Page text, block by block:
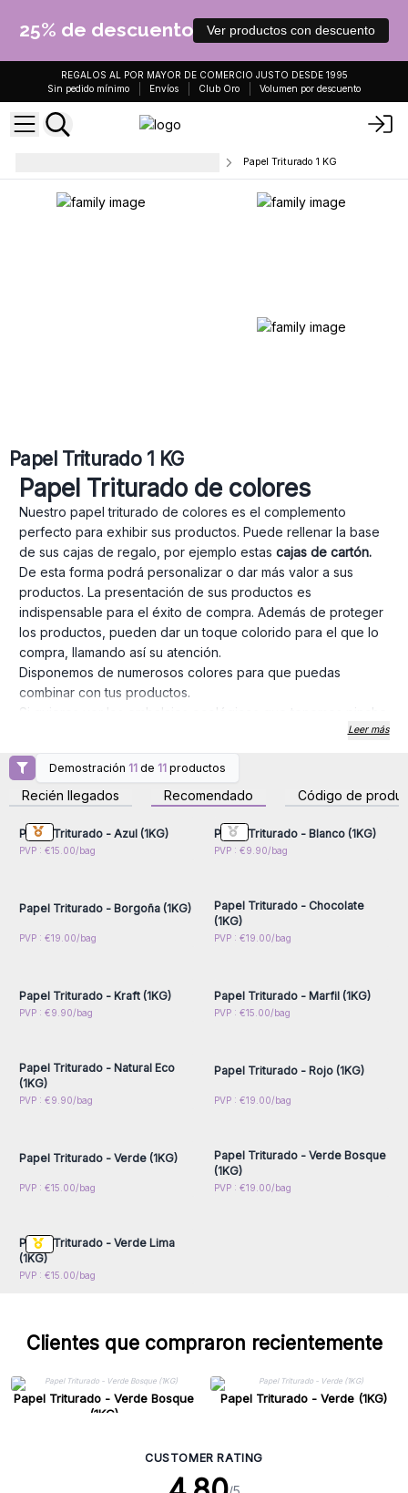
25% de descuento Ver productos con descuento
REGALOS AL POR MAYOR DE COMERCIO JUSTO DESDE 1995
Sin pedido mínimo
Envíos Club Oro Volumen por descuento
Papel Triturado 1 KG
Papel Triturado 1 KG
Papel Triturado de colores
Nuestro papel triturado de colores es el complemento
perfecto para exhibir sus productos. Puede rellenar la base
de sus cajas de regalo, por ejemplo estas cajas de cartón.
De esta forma podrá personalizar o dar más valor a sus
productos. La presentación de sus productos es
indispensable para el éxito de compra. Además de proteger
los productos, pueden dar un toque colorido para el que lo
compra, llamando así su atención.
Disponemos de numerosos colores para que puedas
combinar con tus productos.
Si quieres ver los embalajes ecológicos que tenemos pinche
Leer más
Demostración 11 de 11 productos
Recién llegados Recomendado Código de
Inicie sesión o regístrese
para obtener precios al
por mayor
Papel Triturado - Azul (1KG)
PVP : €15.00/bag
para obtener precios al
por mayor
Papel Triturado - Blanco (1KG)
PVP : €9.90/bag
Inicie sesión o regístrese
Papel Triturado - Borgoña (1KG)
PVP : €19.00/bag
Inicie sesión o regístrese
Papel Triturado - Chocolate
(1KG)
PVP : €19.00/bag
Inicie sesión o regístrese
Papel Triturado - Kraft (1KG)
PVP : €9.90/bag
Inicie sesión o regístrese
Papel Triturado - Marfil (1KG)
PVP : €15.00/bag
Inicie sesión o regístrese
Papel Triturado - Natural Eco
(1KG)
PVP : €9.90/bag
Inicie sesión o regístrese
Papel Triturado - Rojo (1KG)
PVP : €19.00/bag
Inicie sesión o regístrese
Papel Triturado - Verde (1KG)
PVP : €15.00/bag
Inicie sesión o regístrese
Papel Triturado - Verde Bosque
(1KG)
PVP : €19.00/bag
Inicie sesión o regístrese
Papel Triturado - Verde Lima
(1KG)
PVP : €15.00/bag
Clientes que compraron recientemente
Papel Triturado - Verde Bosque
(1KG)
Papel Triturado - Verde (1KG)
CUSTOMER RATING